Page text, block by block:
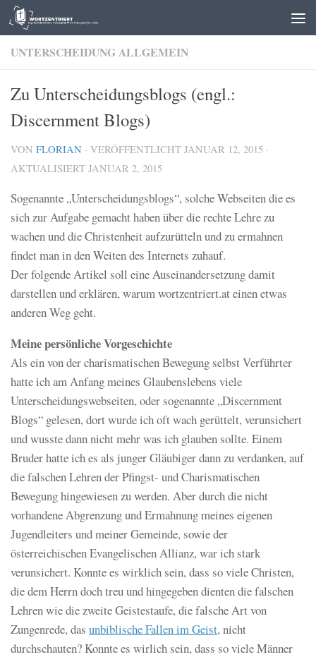
Zum Inhalt springen
UNTERSCHEIDUNG ALLGEMEIN
Zu Unterscheidungsblogs (engl.:
Discernment Blogs)
VON FLORIAN · VERÖFFENTLICHT JANUAR 12, 2015 ·
AKTUALISIERT JANUAR 2, 2015
Sogenannte „Unterscheidungsblogs“, solche Webseiten die es
sich zur Aufgabe gemacht haben über die rechte Lehre zu
wachen und die Christenheit aufzurütteln und zu ermahnen
findet man in den Weiten des Internets zuhauf.
Der folgende Artikel soll eine Auseinandersetzung damit
darstellen und erklären, warum wortzentriert.at einen etwas
anderen Weg geht.
Meine persönliche Vorgeschichte
Als ein von der charismatischen Bewegung selbst Verführter
hatte ich am Anfang meines Glaubenslebens viele
Unterscheidungswebseiten, oder sogenannte „Discernment
Blogs“ gelesen, dort wurde ich oft wach gerüttelt, verunsichert
und wusste dann nicht mehr was ich glauben sollte. Einem
Bruder hatte ich es als junger Gläubiger dann zu verdanken, auf
die falschen Lehren der Pfingst- und Charismatischen
Bewegung hingewiesen zu werden. Aber durch die nicht
vorhandene Abgrenzung und Ermahnung meines eigenen
Jugendleiters und meiner Gemeinde, sowie der
österreichischen Evangelischen Allianz, war ich stark
verunsichert. Konnte es wirklich sein, dass so viele Christen,
die dem Herrn doch treu und hingegeben dienten die falschen
Lehren wie die zweite Geistestaufe, die falsche Art von
Zungenrede, das unbiblische Fallen im Geist, nicht
durchschauten? Konnte es wirlich sein, dass so viele Männer